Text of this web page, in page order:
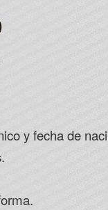
y fecha de